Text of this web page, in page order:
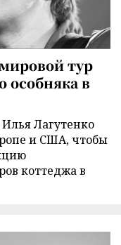
тур
особняка в
Лагутенко
и США, чтобы
коттеджа в